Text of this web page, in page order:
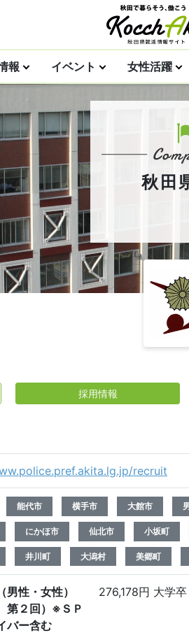
報 イベント 女性活躍
秋田
採用情報
recruit
能代市 横手市 大館市
にかほ市 仙北市 小坂町
井川町 大潟村 美郷町
男性・女性）
第２回）※ＳＰ
バー含む
276,178円 大学卒